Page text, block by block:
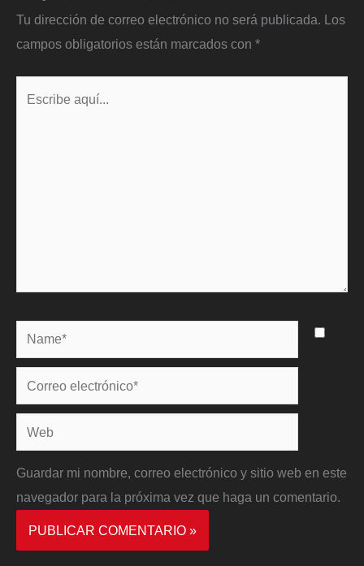
Tu dirección de correo electrónico no será publicada. Los
campos obligatorios están marcados con *
Name*
Correo
electrónico*
Web
Guardar mi nombre, correo electrónico y sitio web en este
navegador para la próxima vez que haga un comentario.